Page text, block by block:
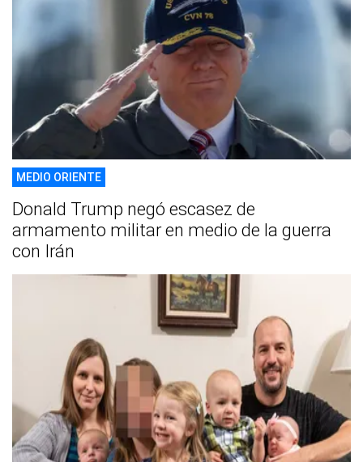
MEDIO ORIENTE
Donald Trump negó escasez de
armamento militar en medio de la guerra
con Irán